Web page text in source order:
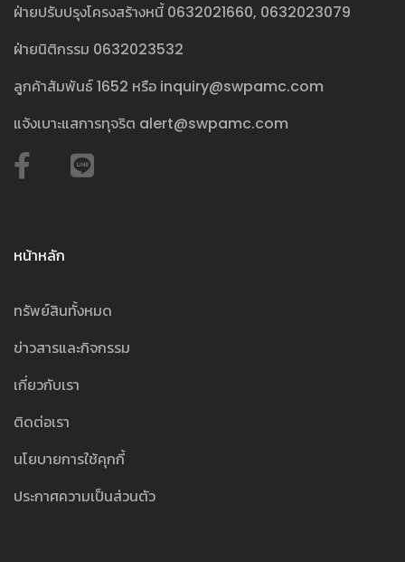
ฝ่ายปรับปรุงโครงสร้างหนี้ 0632021660, 0632023079
ฝ่ายนิติกรรม 0632023532
ลูกค้าสัมพันธ์1652 หรือ inquiry@swpamc.com
แจ้งเบาะแสการทุจริต alert@swpamc.com
หน้าหลัก
ทรัพย์สินทั้งหมด
ข่าวสารและกิจกรรม
เกี่ยวกับเรา
ติดต่อเรา
นโยบายการใช้คุกกี้
ประกาศความเป็นส่วนตัว